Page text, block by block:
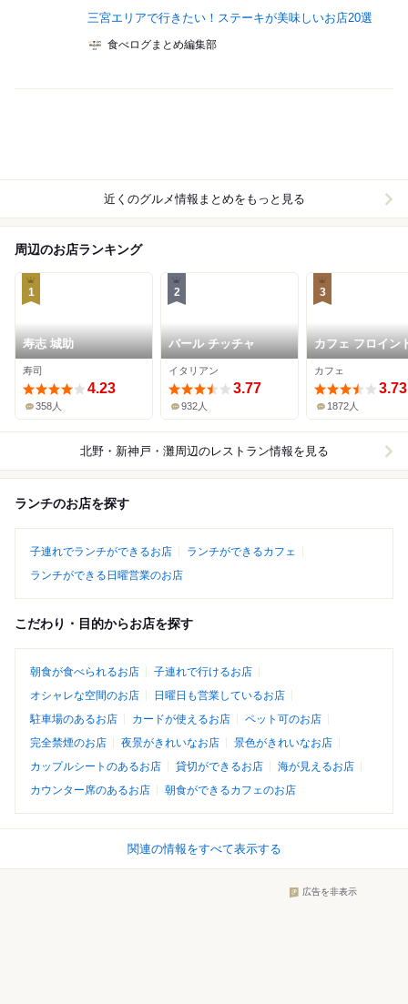
三宮エリアで行きたい！ステーキが美味しいお店20選
食べログまとめ編集部
近くのグルメ情報まとめをもっと見る
周辺のお店ランキング
1
寿志 城助
寿司
4.23
358人
2
バール チッチャ
イタリアン
3.77
932人
3
カフェ フロイン
ーブ 本店
カフェ
3.73
1872人
北野・新神戸・灘周辺のレストラン情報を見る
ランチのお店を探す
子連れでランチができるお店
ランチができるカフェ
ランチができる日曜営業のお店
こだわり・目的からお店を探す
朝食が食べられるお店
子連れで行けるお店
オシャレな空間のお店
日曜日も営業しているお店
駐車場のあるお店
カードが使えるお店
ペット可のお店
完全禁煙のお店
夜景がきれいなお店
景色がきれいなお店
カップルシートのあるお店
貸切ができるお店
海が見えるお店
カウンター席のあるお店
朝食ができるカフェのお店
関連の情報をすべて表示する
広告を非表示